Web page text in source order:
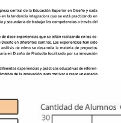
Esdap